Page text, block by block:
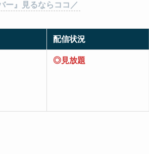
ー』見るならココ／
配信状況
◎見放題